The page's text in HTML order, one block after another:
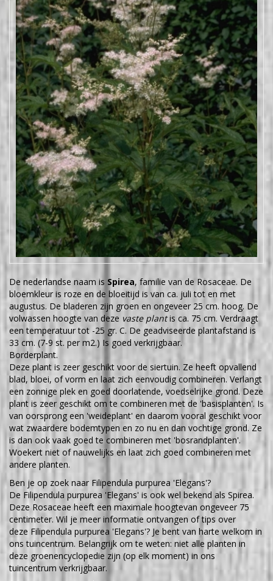
De nederlandse naam is Spirea, familie van de Rosaceae. De
bloemkleur is roze en de bloeitijd is van ca. juli tot en met
augustus. De bladeren zijn groen en ongeveer 25 cm. hoog. De
volwassen hoogte van deze vaste plantis ca. 75 cm. Verdraagt
een temperatuur tot -25 gr. C. De geadviseerde plantafstand is
33 cm. (7-9 st. per m2.) Is goed verkrijgbaar.
Borderplant.
Deze plant is zeer geschikt voor de siertuin. Ze heeft opvallend
blad, bloei, of vorm en laat zich eenvoudig combineren. Verlangt
een zonnige plek en goed doorlatende, voedselrijke grond. Deze
plant is zeer geschikt om te combineren met de 'basisplanten'. Is
van oorsprong een 'weideplant' en daarom vooral geschikt voor
wat zwaardere bodemtypen en zo nu en dan vochtige grond. Ze
is dan ook vaak goed te combineren met 'bosrandplanten'.
Woekert niet of nauwelijks en laat zich goed combineren met
andere planten.
Ben je op zoek naar Filipendula purpurea 'Elegans'?
De Filipendula purpurea 'Elegans' is ook wel bekend als Spirea.
Deze Rosaceae heeft een maximale hoogtevan ongeveer 75
centimeter. Wil je meer informatie ontvangen of tips over
deze Filipendula purpurea 'Elegans'? Je bent van harte welkom in
ons tuincentrum. Belangrijk om te weten: niet alle planten in
deze groenencyclopedie zijn (op elk moment) in ons
tuincentrum verkrijgbaar.